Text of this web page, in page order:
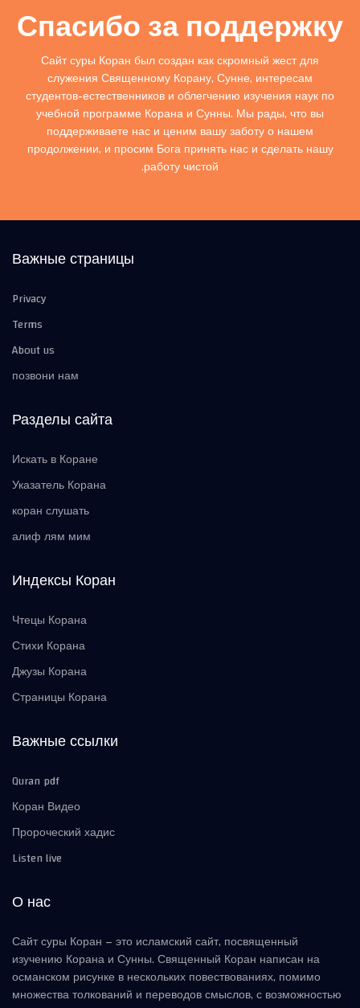
Спасибо за поддержку
Сайт суры Коран был создан как скромный жест для
служения Священному Корану, Сунне, интересам
студентов-естественников и облегчению изучения наук по
учебной программе Корана и Сунны. Мы рады, что вы
поддерживаете нас и ценим вашу заботу о нашем
продолжении, и просим Бога принять нас и сделать нашу
работу чистой.
Важные страницы
Privacy
Terms
About us
позвони нам
Разделы сайта
Искать в Коране
Указатель Корана
коран слушать
алиф лям мим
Индексы Коран
Чтецы Корана
Стихи Корана
Джузы Корана
Страницы Корана
Важные ссылки
Quran pdf
Коран Видео
Пророческий хадис
Listen live
О нас
Сайт суры Коран – это исламский сайт, посвященный
изучению Корана и Сунны. Священный Коран написан на
османском рисунке в нескольких повествованиях, помимо
множества толкований и переводов смыслов, с возможностью